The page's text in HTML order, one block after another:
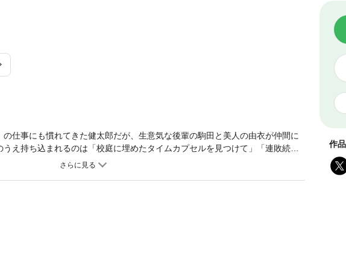
作
仕事にも慣れてきた健太郎だが、生意気な後輩の駒田と美人の由衣が仲間に
え持ち込まれるのは「校庭に埋めたタイムカプセルを見つけて」「連敗続き
わらずおかしな依頼ばかり。健太郎はだんだん由衣といい雰囲気になってきた